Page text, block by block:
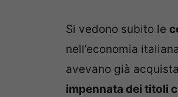
Si vedono subito le
nell’economia
avevano già
impennata dei titoli